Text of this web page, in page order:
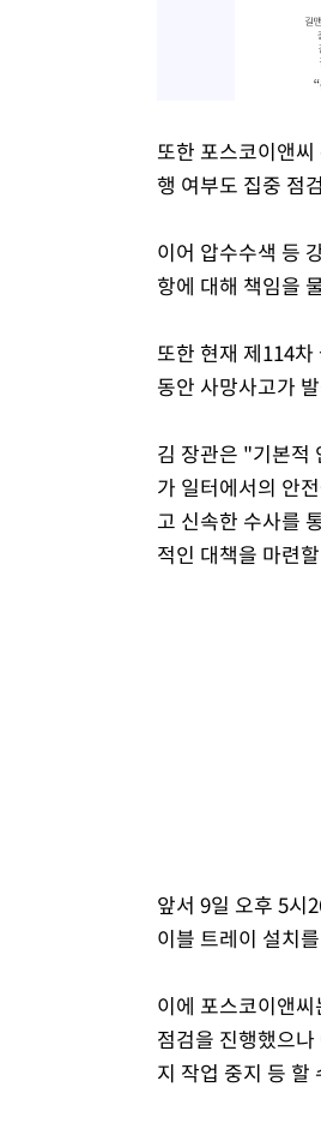
또한 포스코이앤
행 여부도 집중 점
이어 압수수색 등
항에 대해 책임을
또한 현재 제114
동안 사망사고가
김 장관은 "기본적
가 일터에서의 안
고 신속한 수사를
적인 대책을 마련
앞서 9일 오후 5시
이블 트레이 설치
이에 포스코이앤
점검을 진행했으
지 작업 중지 등 할